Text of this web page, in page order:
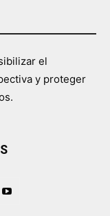
el
y proteger